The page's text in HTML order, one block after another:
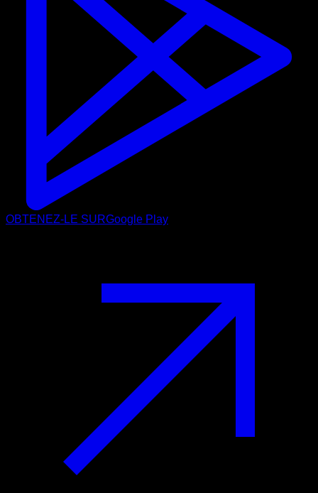
OBTENEZ-LE SURGoogle Play